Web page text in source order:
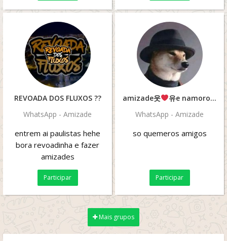
REVOADA DOS FLUXOS ??
WhatsApp - Amizade
entrem ai paulistas hehe
bora revoadinha e fazer
amizades
Participar
amizade웃
유e namoroツ
WhatsApp - Amizade
so quemeros amigos
Participar
Mais grupos